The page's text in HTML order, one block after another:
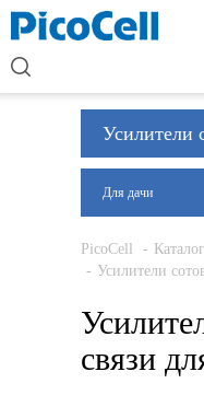
Усилители
Для дачи
PicoCell
Усилители
связи